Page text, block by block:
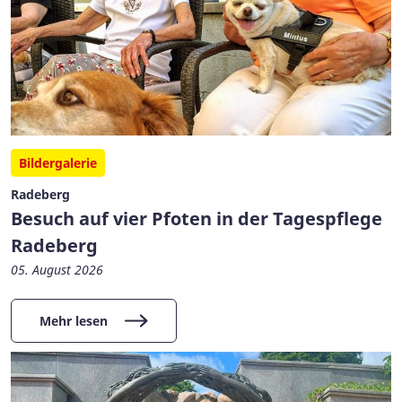
Bildergalerie
Radeberg
Besuch auf vier Pfoten in der Tagespflege
Radeberg
05. August 2026
Mehr lesen